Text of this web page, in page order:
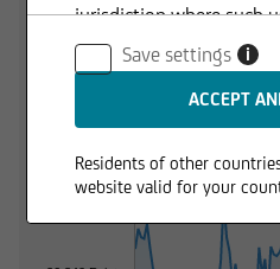
jurisdiction where such
Save settings
i
Residents of other
website valid for your